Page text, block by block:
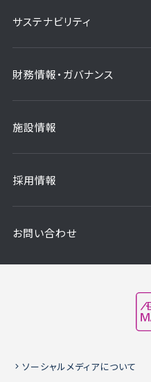
サステナビリティ
財務情報・ガバナンス
施設情報
採用情報
お問い合わせ
ソーシャルメディアについて